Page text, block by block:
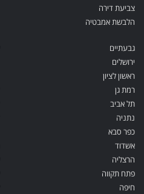
צביעת דירה
הלבשת אמבטיה
גבעתיים
ירושלים
ראשון לציון
רמת גן
תל אביב
נתניה
כפר סבא
אשדוד
הרצליה
פתח תקווה
חיפה